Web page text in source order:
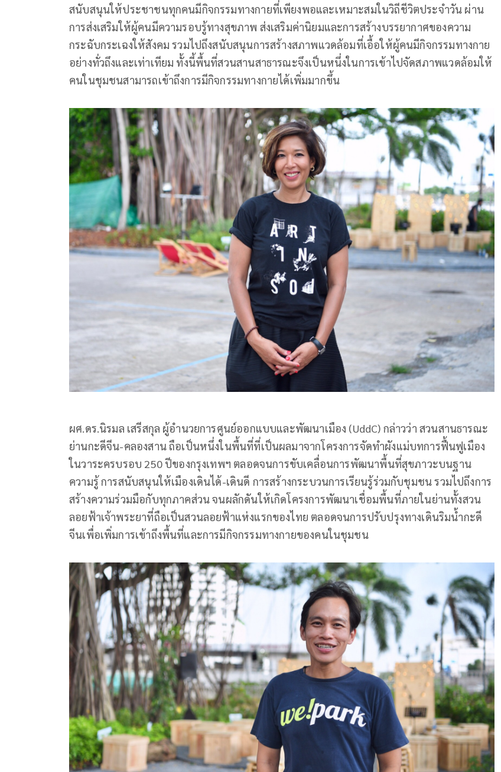
สนับสนุนให้ประชาชนทุกคนมีกิจกรรมทางกายที่เพียงพอและเหมาะสมในวิถีชีวิตประจำวัน ผ่าน
การส่งเสริมให้ผู้คนมีความรอบรู้ทางสุขภาพ ส่งเสริมค่านิยมและการสร้างบรรยากาศของความ
กระฉับกระเฉงให้สังคม รวมไปถึงสนับสนุนการสร้างสภาพแวดล้อมที่เอื้อให้ผู้คนมีกิจกรรมทางกาย
อย่างทั่วถึงและเท่าเทียม ทั้งนี้พื้นที่สวนสานสาธารณะจึงเป็นหนึ่งในการเข้าไปจัดสภาพแวดล้อมให้
คนในชุมชนสามารถเข้าถึงการมีกิจกรรมทางกายได้เพิ่มมากขึ้น
ผศ.ดร.นิรมล เสรีสกุล ผู้อำนวยการศูนย์ออกแบบและพัฒนาเมือง (UddC) กล่าวว่า สวนสานธารณะ
ย่านกะดีจีน-คลองสาน ถือเป็นหนึ่งในพื้นที่ที่เป็นผลมาจากโครงการจัดทำผังแม่บทการฟื้นฟูเมือง
ในวาระครบรอบ 250 ปีของกรุงเทพฯ ตลอดจนการขับเคลื่อนการพัฒนาพื้นที่สุขภาวะบนฐาน
ความรู้ การสนับสนุนให้เมืองเดินได้-เดินดี การสร้างกระบวนการเรียนรู้ร่วมกับชุมชน รวมไปถึงการ
สร้างความร่วมมือกับทุกภาคส่วน จนผลักดันให้เกิดโครงการพัฒนาเชื่อมพื้นที่ภายในย่านทั้งสวน
ลอยฟ้าเจ้าพระยาที่ถือเป็นสวนลอยฟ้าแห่งแรกของไทย ตลอดจนการปรับปรุงทางเดินริมน้ำกะดี
จีนเพื่อเพิ่มการเข้าถึงพื้นที่และการมีกิจกรรมทางกายของคนในชุมชน